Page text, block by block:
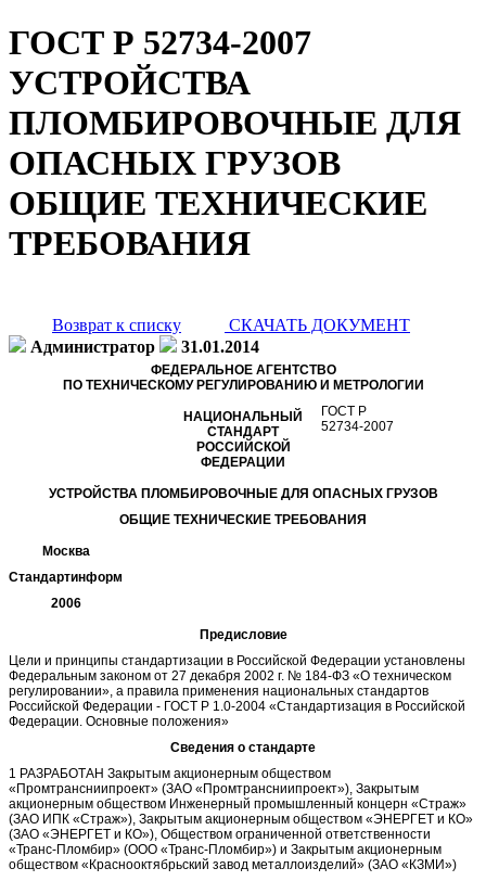
ГОСТ Р 52734-2007
УСТРОЙСТВА
ПЛОМБИРОВОЧНЫЕ ДЛЯ
ОПАСНЫХ ГРУЗОВ
ОБЩИЕ ТЕХНИЧЕСКИЕ
ТРЕБОВАНИЯ
Возврат к списку
СКАЧАТЬ ДОКУМЕНТ
Администратор
31.01.2014
ФЕДЕРАЛЬНОЕ АГЕНТСТВО
ПО ТЕХНИЧЕСКОМУ РЕГУЛИРОВАНИЮ И МЕТРОЛОГИИ
НАЦИОНАЛЬНЫЙ
СТАНДАРТ
РОССИЙСКОЙ
ФЕДЕРАЦИИ
ГОСТ Р
52734-2007
УСТРОЙСТВА ПЛОМБИРОВОЧНЫЕ ДЛЯ ОПАСНЫХ ГРУЗОВ
ОБЩИЕ ТЕХНИЧЕСКИЕ ТРЕБОВАНИЯ
Москва
Стандартинформ
2006
Предисловие
Цели и принципы стандартизации в Российской Федерации установлены
Федеральным законом от 27 декабря 2002 г. № 184-ФЗ «О техническом
регулировании», а правила применения национальных стандартов
Российской Федерации - ГОСТ Р 1.0-2004 «Стандартизация в Российской
Федерации. Основные положения»
Сведения о стандарте
1 РАЗРАБОТАН Закрытым акционерным обществом
«Промтрансниипроект» (ЗАО «Промтрансниипроект»), Закрытым
акционерным обществом Инженерный промышленный концерн «Страж»
(ЗАО ИПК «Страж»), Закрытым акционерным обществом «ЭНЕРГЕТ и КО»
(ЗАО «ЭНЕРГЕТ и КО»), Обществом ограниченной ответственности
«Транс-Пломбир» (ООО «Транс-Пломбир») и Закрытым акционерным
обществом «Краснооктябрьский завод металлоизделий» (ЗАО «КЗМИ»)